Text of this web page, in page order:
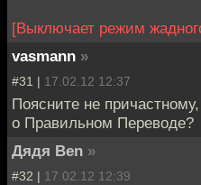
[Выключает режим
vasmann »
#31 | 17.02.12 12:37
Поясните не
о Правильном Переводе?
Дядя Ben »
#32 | 17.02.12 12:39